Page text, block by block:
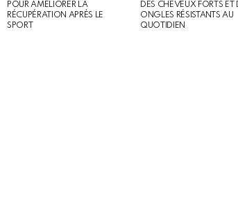
POUR AMÉLIORER LA
RÉCUPÉRATION APRÈS LE
SPORT
DES CHEVEUX FORTS ET
ONGLES RÉSISTANTS AU
QUOTIDIEN